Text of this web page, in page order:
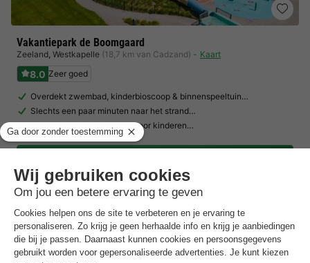
Vakantiepark de Boomgaard
Zeeland, Westkapelle (18,7 km van Cadzand) Kaart
8.0 Zeer goed
Overdekt zwembad, kinderbioscoop & binnenspeeltuin…
Slechts een paar minuten naar het strand…
Waterpret & entertainment voor kinderen…